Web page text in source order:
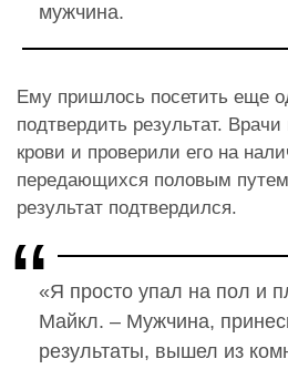
мужчина.
Ему пришлось посетить еще
подтвердить результат.
крови и проверили его на
передающихся половым
результат подтвердился.
«Я просто упал на пол и
Майкл. – Мужчина,
результаты, вышел из